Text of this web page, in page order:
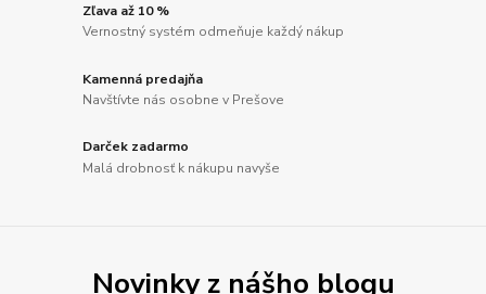
Zľava až 10 %
Vernostný systém odmeňuje každý nákup
Kamenná predajňa
Navštívte nás osobne v Prešove
Darček zadarmo
Malá drobnosť k nákupu navyše
Novinky z nášho blogu